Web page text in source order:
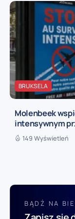
BRUKSELA
Molenbeek
intensywnym
149 Wyświetleń
BĄDŹ NA